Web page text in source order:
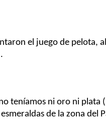
el juego de pelota,
teníamos ni oro ni plata
das de la zona del